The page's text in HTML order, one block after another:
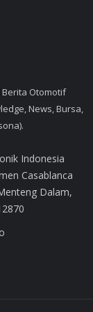
Otomotif
News, Bursa,
Indonesia
Casablanca
Dalam,